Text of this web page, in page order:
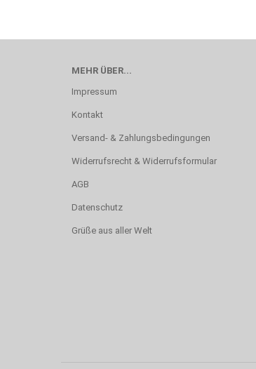
MEHR ÜBER...
Impressum
Kontakt
Versand- & Zahlungsbedingungen
Widerrufsrecht & Widerrufsformular
AGB
Datenschutz
Grüße aus aller Welt